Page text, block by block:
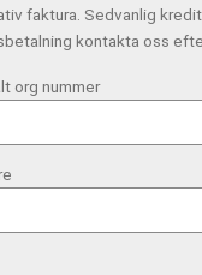
faktura. Sedvanlig
kontakta oss
org nummer